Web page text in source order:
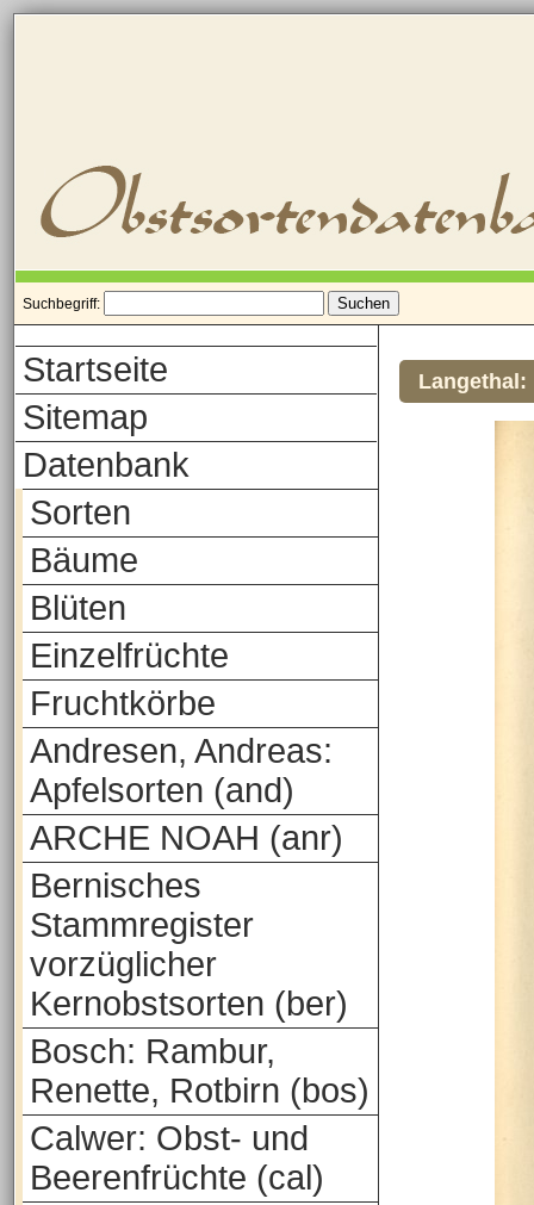
Suchbegriff:
Startseite
Sitemap
Datenbank
Sorten
Bäume
Blüten
Einzelfrüchte
Fruchtkörbe
Andresen, Andreas:
Apfelsorten (and)
ARCHE NOAH (anr)
Bernisches
Stammregister
vorzüglicher
Kernobstsorten (ber)
Bosch: Rambur,
Renette, Rotbirn (bos)
Calwer: Obst- und
Beerenfrüchte (cal)
Langethal: